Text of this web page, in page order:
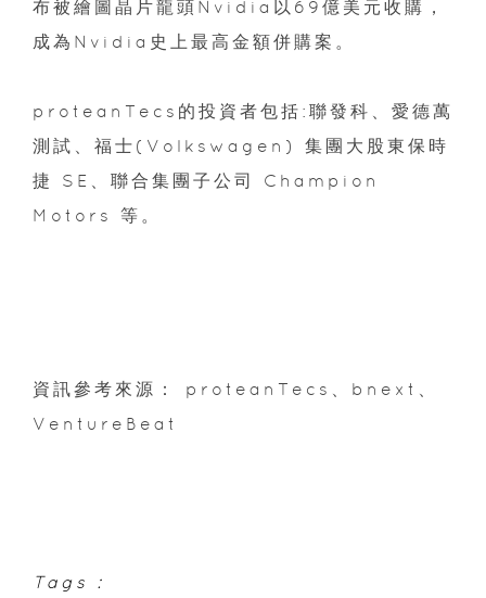
布被繪圖晶片龍頭Nvidia以69億美元收購，
成為Nvidia史上最高金額併購案。
proteanTecs的投資者包括:聯發科、愛德萬
測試、福士(Volkswagen) 集團大股東保時
捷 SE、聯合集團子公司 Champion
Motors 等。
資訊參考來源： proteanTecs、bnext、
VentureBeat
Tags :